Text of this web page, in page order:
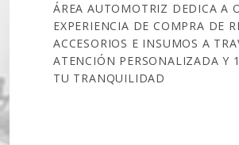
ÁREA AUTOMOTRIZ DEDICA A
EXPERIENCIA DE COMPRA DE
ACCESORIOS E INSUMOS A
ATENCIÓN PERSONALIZADA Y
TU TRANQUILIDAD